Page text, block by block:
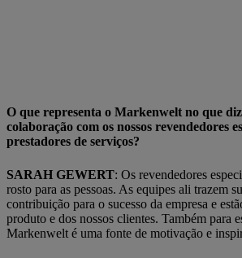
O que representa o Markenwelt no que
colaboração com os nossos revendedores
prestadores de serviços?
SARAH GEWERT: Os revendedores
rosto para as pessoas. As equipes ali trazem
contribuição para o sucesso da empresa e
produto e dos nossos clientes. Também para
Markenwelt é uma fonte de motivação e